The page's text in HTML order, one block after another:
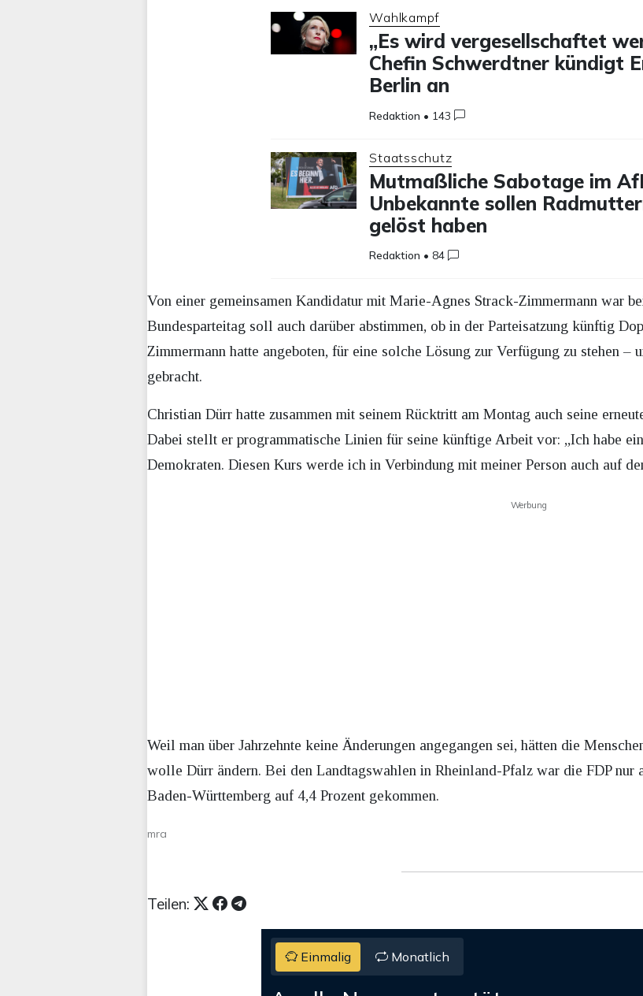
Wahlkampf
„Es wird vergesellschaftet
Chefin Schwerdtner kündigt
Berlin an
Redaktion • 143
Staatsschutz
Mutmaßliche Sabotage im
Unbekannte sollen
gelöst haben
Redaktion • 84
Von einer gemeinsamen Kandidatur mit Marie-Agnes Strack-Zimmermann war
Bundesparteitag soll auch darüber abstimmen, ob in der Parteisatzung künftig
Zimmermann hatte angeboten, für eine solche Lösung zur Verfügung zu stehen
gebracht.
Christian Dürr hatte zusammen mit seinem Rücktritt am Montag auch seine
Dabei stellt er programmatische Linien für seine künftige Arbeit vor: „Ich habe
Demokraten. Diesen Kurs werde ich in Verbindung mit meiner Person auch auf
Werbung
Weil man über Jahrzehnte keine Änderungen angegangen sei, hätten die
wolle Dürr ändern. Bei den Landtagswahlen in Rheinland-Pfalz war die FDP nur
Baden-Württemberg auf 4,4 Prozent gekommen.
mra
Teilen:
Einmalig Monatlich